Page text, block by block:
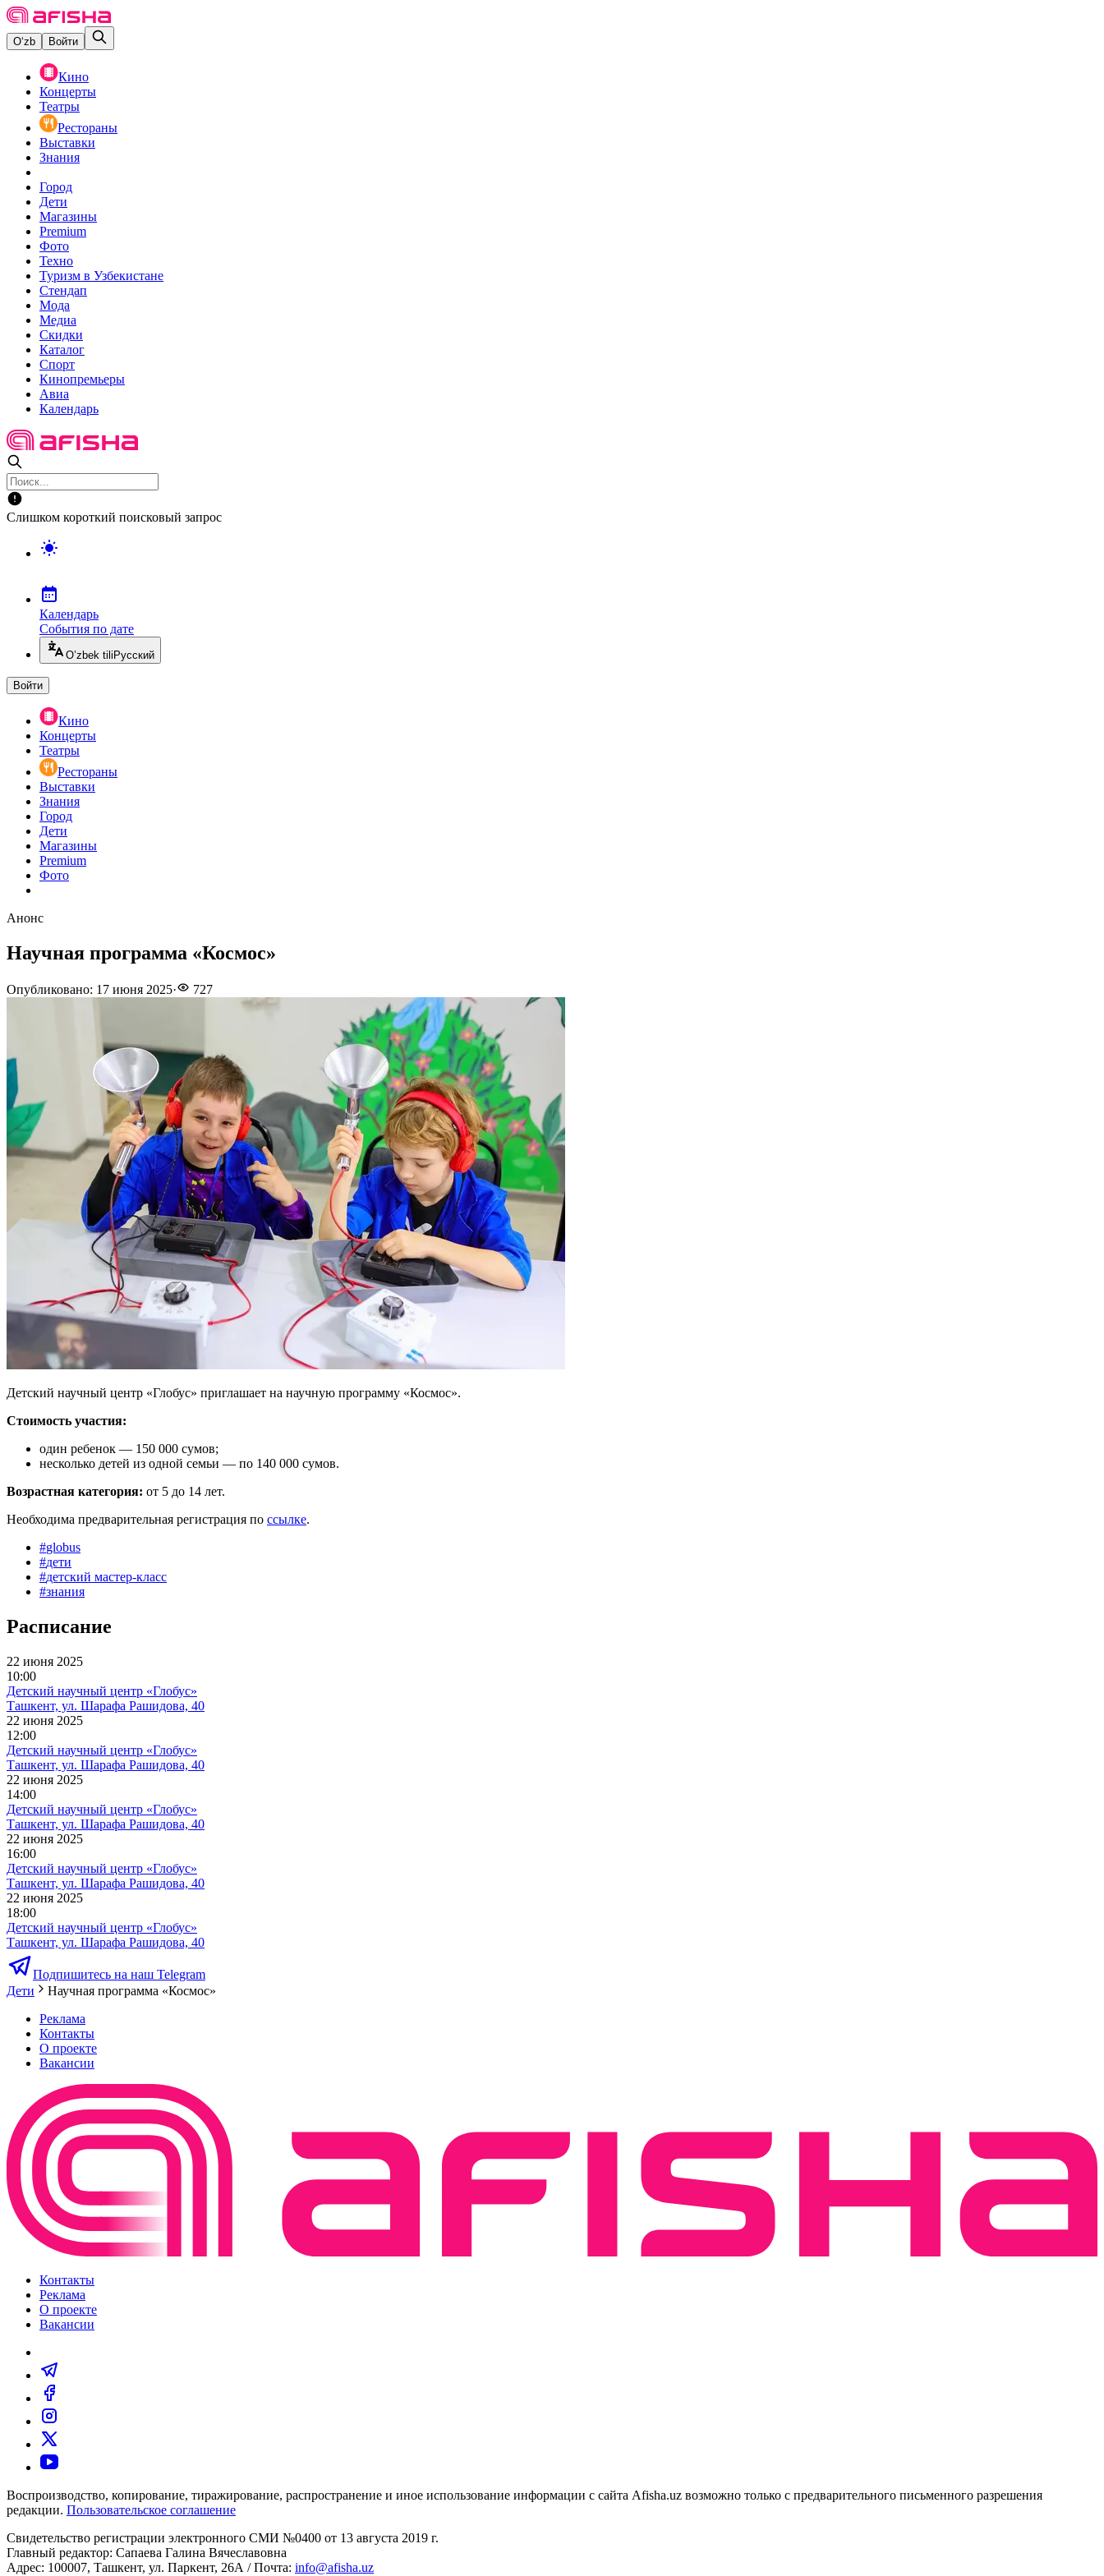
O‘zb Войти
Кино
Концерты
Театры
Рестораны
Выставки
Знания
Город
Дети
Магазины
Premium
Фото
Техно
Туризм в Узбекистане
Стендап
Мода
Медиа
Скидки
Каталог
Спорт
Кинопремьеры
Авиа
Календарь
Слишком короткий поисковый запрос
Календарь
События по дате
O’zbek tili Русский
Войти
Кино
Концерты
Театры
Рестораны
Выставки
Знания
Город
Дети
Магазины
Premium
Фото
Анонс
Научная программа «Космос»
Опубликовано: 17 июня 2025· 727
Детский научный центр «Глобус» приглашает на научную программу «Космос».
Стоимость участия:
один ребенок — 150 000 сумов;
несколько детей из одной семьи — по 140 000 сумов.
Возрастная категория: от 5 до 14 лет.
Необходима предварительная регистрация по ссылке.
#globus
#дети
#детский мастер-класс
#знания
Расписание
22 июня 2025
10:00
Детский научный центр «Глобус»
Ташкент, ул. Шарафа Рашидова, 40
22 июня 2025
12:00
Детский научный центр «Глобус»
Ташкент, ул. Шарафа Рашидова, 40
22 июня 2025
14:00
Детский научный центр «Глобус»
Ташкент, ул. Шарафа Рашидова, 40
22 июня 2025
16:00
Детский научный центр «Глобус»
Ташкент, ул. Шарафа Рашидова, 40
22 июня 2025
18:00
Детский научный центр «Глобус»
Ташкент, ул. Шарафа Рашидова, 40
Подпишитесь на наш Telegram
Дети
Научная программа «Космос»
Реклама
Контакты
О проекте
Вакансии
Контакты
Реклама
О проекте
Вакансии
Воспроизводство, копирование, тиражирование, распространение и иное использование информации с сайта Afisha.uz возможно только с предварительного письменного разрешения
редакции. Пользовательское соглашение
Свидетельство регистрации электронного СМИ №0400 от 13 августа 2019 г.
Главный редактор: Сапаева Галина Вячеславовна
Адрес: 100007, Ташкент, ул. Паркент, 26А / Почта: info@afisha.uz